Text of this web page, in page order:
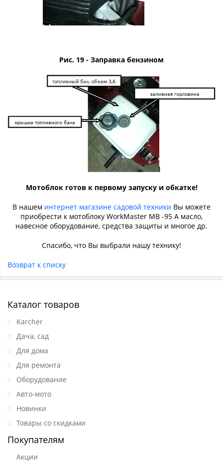
Рис. 19 - Заправка бензином
Мотоблок готов к первому запуску и обкатке!
В нашем интернет магазине садовой техники Вы можете
приобрести к мотоблоку WorkMaster MB -95 A масло,
навесное оборудование, средства защиты и многое др.
Спасибо, что Вы выбрали нашу технику!
Возврат к списку
Каталог товаров
Karcher
Дача, сад
Для дома
Для ремонта
Оборудование
Авто-мото
Новинки
Товары со скидками
Покупателям
Акции